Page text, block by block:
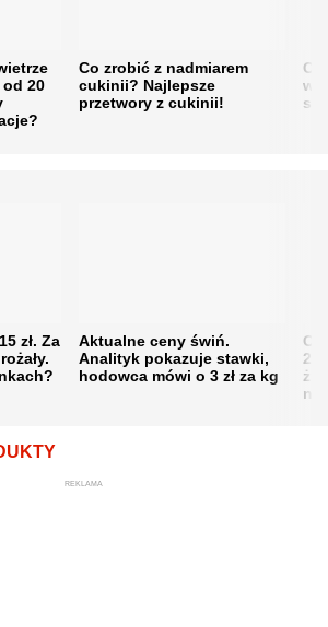
od 20
Co zrobić z nadmiarem
cukinii? Najlepsze
przetwory z cukinii!
w
zł. Za
Aktualne ceny świń.
Analityk pokazuje stawki,
hodowca mówi o 3 zł za kg
REKLAMA